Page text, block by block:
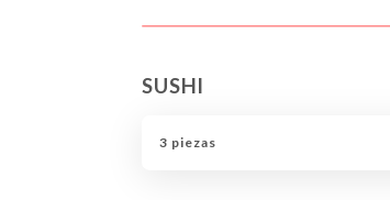
SUSHI
3 piezas